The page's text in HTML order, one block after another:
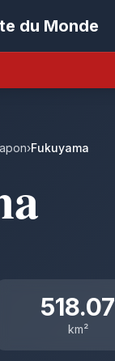
du Monde
›Fukuyama
518.07
km²